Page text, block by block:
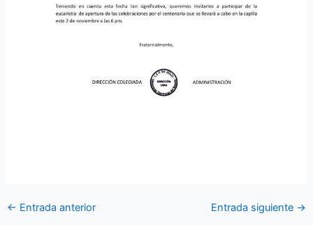
← Entrada anterior Entrada siguiente →